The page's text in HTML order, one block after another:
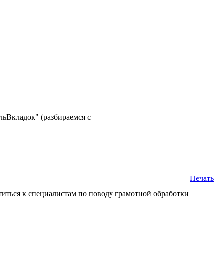
(разбираемся с
Печать
к специалистам по поводу грамотной обработки